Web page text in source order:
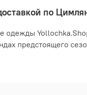
по
одежды
предстоящего